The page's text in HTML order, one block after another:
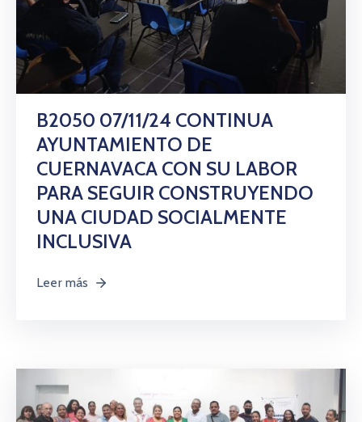
B2050 07/11/24 CONTINUA
AYUNTAMIENTO DE
CUERNAVACA CON SU LABOR
PARA SEGUIR CONSTRUYENDO
UNA CIUDAD SOCIALMENTE
INCLUSIVA
Leer más